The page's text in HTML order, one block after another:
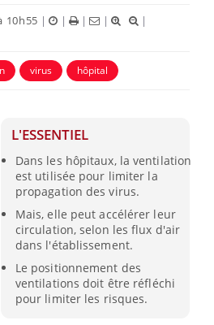
10h55 | | | |
|
virus hôpital
L'ESSENTIEL
Dans les hôpitaux, la ventilation
est utilisée pour limiter la
propagation des virus.
Mais, elle peut accélérer leur
circulation, selon les flux d'air
dans l'établissement.
Le positionnement des
ventilations doit être réfléchi
pour limiter les risques.